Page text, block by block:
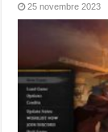
25 novembre 2023